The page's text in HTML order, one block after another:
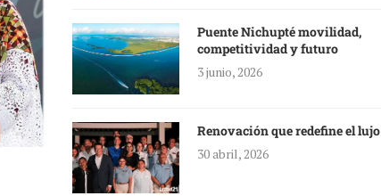
Puente Nichupté movilidad,
competitividad y futuro
3 junio, 2026
Renovación que redefine el lujo
30 abril, 2026